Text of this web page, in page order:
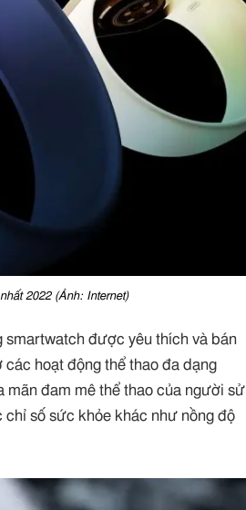
2022 (Ảnh: Internet)
smartwatch được yêu thích và bán
hoạt động thể thao đa dạng
mãn đam mê thể thao của người sử
chỉ số sức khỏe khác như nồng độ